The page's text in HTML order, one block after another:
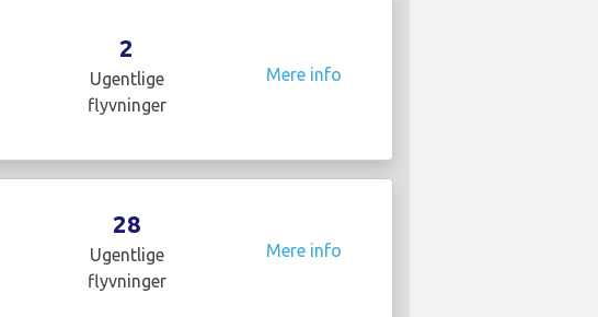
2
Ugentlige
flyvninger
Mere info
28
Ugentlige
flyvninger
Mere info